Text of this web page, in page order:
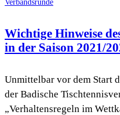
Verbandsrunde
Wichtige Hinweise
in der Saison 2021/
Unmittelbar vor dem Start
der Badische
„Verhaltensregeln im